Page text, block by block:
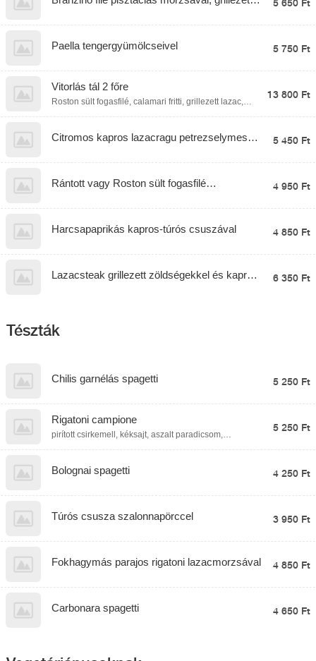
Paella tengergyümölcseivel 5 750 Ft
Vitorlás tál 2 főre
Roston sült fogasfilé, calamari fritti, grillezett lazac,
kapros mártás
13 800 Ft
Citromos kapros lazacragu petrezselymes
5 450 Ft
Rántott vagy Roston sült fogasfilé
4 950 Ft
Harcsapaprikás kapros-túrós csuszával 4 850 Ft
Lazacsteak grillezett zöldségekkel és kapros
6 350 Ft
Tészták
Chilis garnélás spagetti 5 250 Ft
Rigatoni campione
pirított csirkemell, kéksajt, aszalt paradicsom,
5 250 Ft
Bolognai spagetti 4 250 Ft
Túrós csusza szalonnapörccel 3 950 Ft
Fokhagymás parajos rigatoni lazacmorzsával 4 850 Ft
Carbonara spagetti 4 650 Ft